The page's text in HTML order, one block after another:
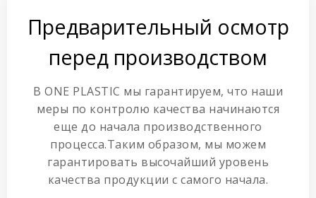
Предварительный осмотр
перед производством
В ONE PLASTIC мы гарантируем, что наши
меры по контролю качества начинаются
еще до начала производственного
процесса.Таким образом, мы можем
гарантировать высочайший уровень
качества продукции с самого начала.